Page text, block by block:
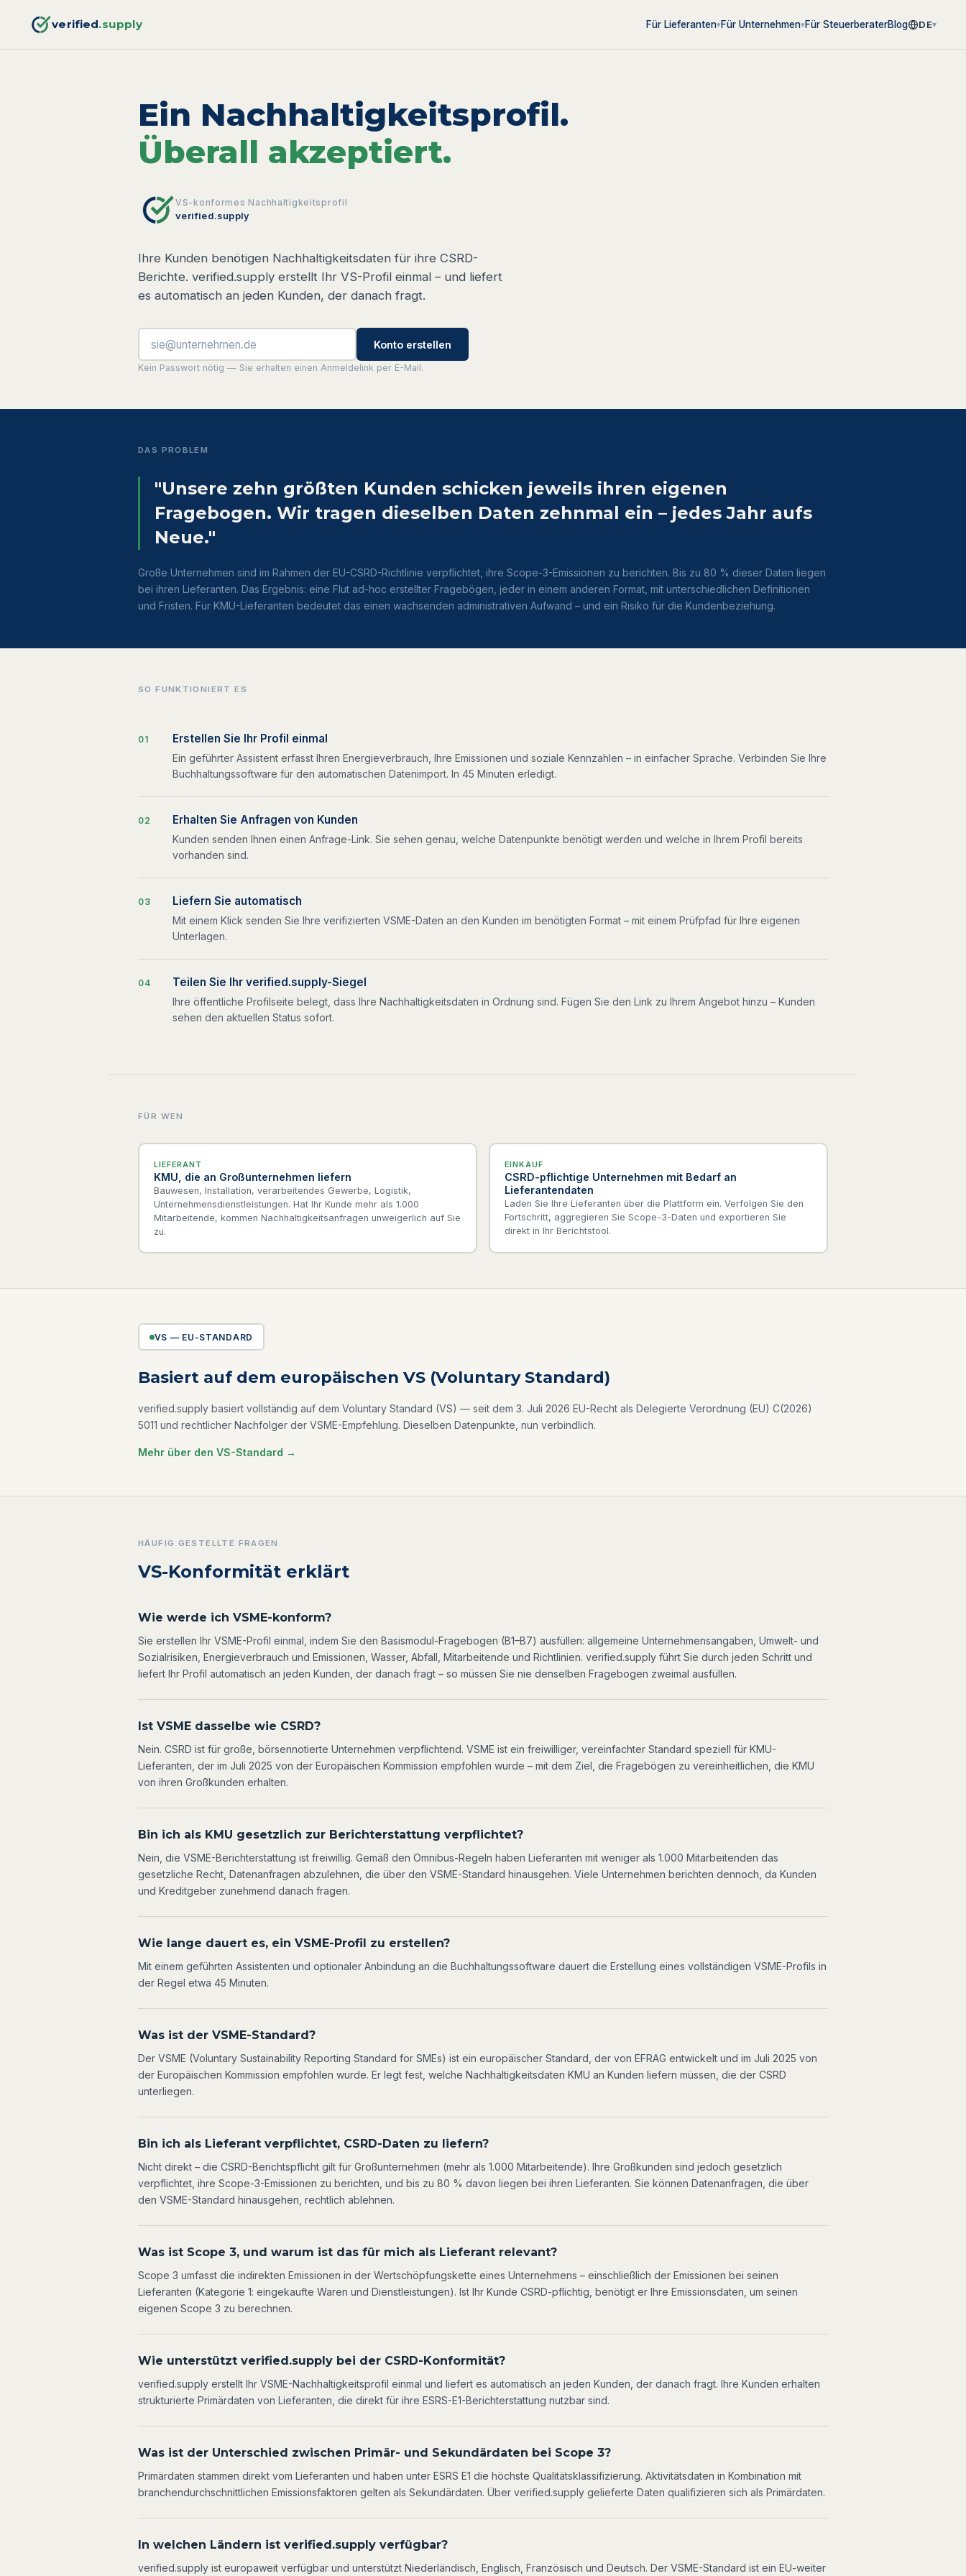
verified.supply Für Lieferanten▾ Für Unternehmen▾Für SteuerberaterBlog DE▾
Ein Nachhaltigkeitsprofil.
Überall akzeptiert.
VS-konformes Nachhaltigkeitsprofil
verified.supply
Ihre Kunden benötigen Nachhaltigkeitsdaten für ihre CSRD-
Berichte. verified.supply erstellt Ihr VS-Profil einmal – und liefert
es automatisch an jeden Kunden, der danach fragt.
Konto erstellen
Kein Passwort nötig — Sie erhalten einen Anmeldelink per E-Mail.
DAS PROBLEM
"Unsere zehn größten Kunden schicken jeweils ihren eigenen
Fragebogen. Wir tragen dieselben Daten zehnmal ein – jedes Jahr aufs
Neue."
Große Unternehmen sind im Rahmen der EU-CSRD-Richtlinie verpflichtet, ihre Scope-3-Emissionen zu berichten. Bis zu 80 % dieser Daten liegen
bei ihren Lieferanten. Das Ergebnis: eine Flut ad-hoc erstellter Fragebögen, jeder in einem anderen Format, mit unterschiedlichen Definitionen
und Fristen. Für KMU-Lieferanten bedeutet das einen wachsenden administrativen Aufwand – und ein Risiko für die Kundenbeziehung.
SO FUNKTIONIERT ES
01 Erstellen Sie Ihr Profil einmal
Ein geführter Assistent erfasst Ihren Energieverbrauch, Ihre Emissionen und soziale Kennzahlen – in einfacher Sprache. Verbinden Sie Ihre
Buchhaltungssoftware für den automatischen Datenimport. In 45 Minuten erledigt.
02 Erhalten Sie Anfragen von Kunden
Kunden senden Ihnen einen Anfrage-Link. Sie sehen genau, welche Datenpunkte benötigt werden und welche in Ihrem Profil bereits
vorhanden sind.
03 Liefern Sie automatisch
Mit einem Klick senden Sie Ihre verifizierten VSME-Daten an den Kunden im benötigten Format – mit einem Prüfpfad für Ihre eigenen
Unterlagen.
04 Teilen Sie Ihr verified.supply-Siegel
Ihre öffentliche Profilseite belegt, dass Ihre Nachhaltigkeitsdaten in Ordnung sind. Fügen Sie den Link zu Ihrem Angebot hinzu – Kunden
sehen den aktuellen Status sofort.
FÜR WEN
LIEFERANT
KMU, die an Großunternehmen liefern
Bauwesen, Installation, verarbeitendes Gewerbe, Logistik,
Unternehmensdienstleistungen. Hat Ihr Kunde mehr als 1.000
Mitarbeitende, kommen Nachhaltigkeitsanfragen unweigerlich auf Sie
zu.
EINKAUF
CSRD-pflichtige Unternehmen mit Bedarf an
Lieferantendaten
Laden Sie Ihre Lieferanten über die Plattform ein. Verfolgen Sie den
Fortschritt, aggregieren Sie Scope-3-Daten und exportieren Sie
direkt in Ihr Berichtstool.
VS — EU-STANDARD
Basiert auf dem europäischen VS (Voluntary Standard)
verified.supply basiert vollständig auf dem Voluntary Standard (VS) — seit dem 3. Juli 2026 EU-Recht als Delegierte Verordnung (EU) C(2026)
5011 und rechtlicher Nachfolger der VSME-Empfehlung. Dieselben Datenpunkte, nun verbindlich.
Mehr über den VS-Standard →
HÄUFIG GESTELLTE FRAGEN
VS-Konformität erklärt
Wie werde ich VSME-konform?
Sie erstellen Ihr VSME-Profil einmal, indem Sie den Basismodul-Fragebogen (B1–B7) ausfüllen: allgemeine Unternehmensangaben, Umwelt- und
Sozialrisiken, Energieverbrauch und Emissionen, Wasser, Abfall, Mitarbeitende und Richtlinien. verified.supply führt Sie durch jeden Schritt und
liefert Ihr Profil automatisch an jeden Kunden, der danach fragt – so müssen Sie nie denselben Fragebogen zweimal ausfüllen.
Ist VSME dasselbe wie CSRD?
Nein. CSRD ist für große, börsennotierte Unternehmen verpflichtend. VSME ist ein freiwilliger, vereinfachter Standard speziell für KMU-
Lieferanten, der im Juli 2025 von der Europäischen Kommission empfohlen wurde – mit dem Ziel, die Fragebögen zu vereinheitlichen, die KMU
von ihren Großkunden erhalten.
Bin ich als KMU gesetzlich zur Berichterstattung verpflichtet?
Nein, die VSME-Berichterstattung ist freiwillig. Gemäß den Omnibus-Regeln haben Lieferanten mit weniger als 1.000 Mitarbeitenden das
gesetzliche Recht, Datenanfragen abzulehnen, die über den VSME-Standard hinausgehen. Viele Unternehmen berichten dennoch, da Kunden
und Kreditgeber zunehmend danach fragen.
Wie lange dauert es, ein VSME-Profil zu erstellen?
Mit einem geführten Assistenten und optionaler Anbindung an die Buchhaltungssoftware dauert die Erstellung eines vollständigen VSME-Profils in
der Regel etwa 45 Minuten.
Was ist der VSME-Standard?
Der VSME (Voluntary Sustainability Reporting Standard for SMEs) ist ein europäischer Standard, der von EFRAG entwickelt und im Juli 2025 von
der Europäischen Kommission empfohlen wurde. Er legt fest, welche Nachhaltigkeitsdaten KMU an Kunden liefern müssen, die der CSRD
unterliegen.
Bin ich als Lieferant verpflichtet, CSRD-Daten zu liefern?
Nicht direkt – die CSRD-Berichtspflicht gilt für Großunternehmen (mehr als 1.000 Mitarbeitende). Ihre Großkunden sind jedoch gesetzlich
verpflichtet, ihre Scope-3-Emissionen zu berichten, und bis zu 80 % davon liegen bei ihren Lieferanten. Sie können Datenanfragen, die über
den VSME-Standard hinausgehen, rechtlich ablehnen.
Was ist Scope 3, und warum ist das für mich als Lieferant relevant?
Scope 3 umfasst die indirekten Emissionen in der Wertschöpfungskette eines Unternehmens – einschließlich der Emissionen bei seinen
Lieferanten (Kategorie 1: eingekaufte Waren und Dienstleistungen). Ist Ihr Kunde CSRD-pflichtig, benötigt er Ihre Emissionsdaten, um seinen
eigenen Scope 3 zu berechnen.
Wie unterstützt verified.supply bei der CSRD-Konformität?
verified.supply erstellt Ihr VSME-Nachhaltigkeitsprofil einmal und liefert es automatisch an jeden Kunden, der danach fragt. Ihre Kunden erhalten
strukturierte Primärdaten von Lieferanten, die direkt für ihre ESRS-E1-Berichterstattung nutzbar sind.
Was ist der Unterschied zwischen Primär- und Sekundärdaten bei Scope 3?
Primärdaten stammen direkt vom Lieferanten und haben unter ESRS E1 die höchste Qualitätsklassifizierung. Aktivitätsdaten in Kombination mit
branchendurchschnittlichen Emissionsfaktoren gelten als Sekundärdaten. Über verified.supply gelieferte Daten qualifizieren sich als Primärdaten.
In welchen Ländern ist verified.supply verfügbar?
verified.supply ist europaweit verfügbar und unterstützt Niederländisch, Englisch, Französisch und Deutsch. Der VSME-Standard ist ein EU-weiter